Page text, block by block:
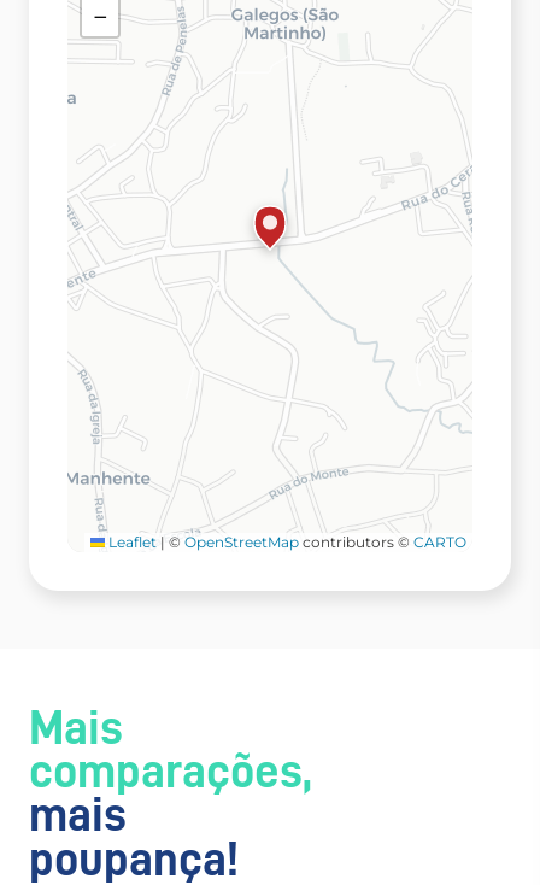
−
Leaflet | © OpenStreetMap contributors © CARTO
Mais
comparações,
mais
poupança!